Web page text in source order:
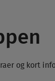
og kort